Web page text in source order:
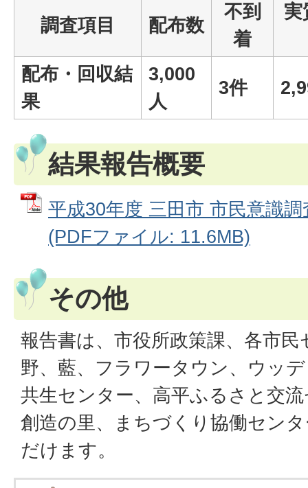
調査項目 配布数
不到
着
実
配布・回収結
果
3,000
人
3件
結果報告概要
平成30年度 三田市 市民意識
(PDFファイル: 11.6MB)
その他
報告書は、市役所政策課、各市
野、藍、フラワータウン、ウッ
共生センター、高平ふるさと交
創造の里、まちづくり協働セン
だけます。